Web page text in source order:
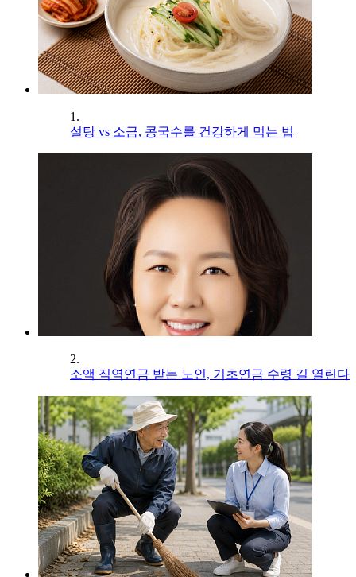
1.
설탕 vs 소금, 콩국수를 건강하게 먹는 법
2.
소액 직역연금 받는 노인, 기초연금 수령 길 열린다